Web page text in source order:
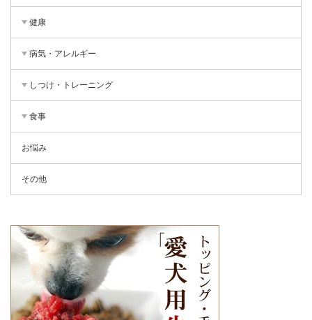
健康
病気・アレルギー
しつけ・トレーニング
食事
お悩み
その他